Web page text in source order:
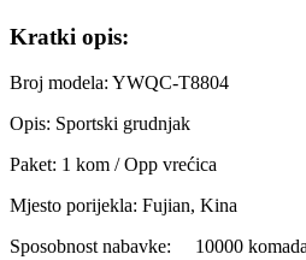
Kratki opis:
Broj modela: YWQC-T8804
Opis: Sportski grudnjak
Paket: 1 kom / Opp vrećica
Mjesto porijekla: Fujian, Kina
Sposobnost nabavke:
10000